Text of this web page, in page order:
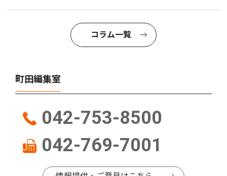
コラム一覧
町田編集室
042-753-8500
042-769-7001